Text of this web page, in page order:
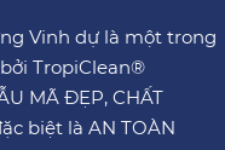
Vinh dự là một trong
TropiClean®
MÃ ĐẸP, CHẤT
biệt là AN TOÀN